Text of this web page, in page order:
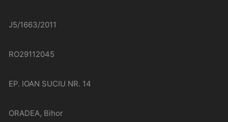
J5/1663/2011
RO29112045
EP. IOAN SUCIU NR. 14
ORADEA, Bihor